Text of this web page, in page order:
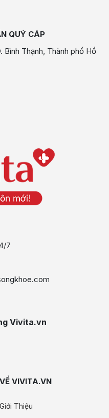
QUÝ CÁP
Bình Thạnh, Thành phố Hồ
7
Vivita.vn
VỀ VIVITA.VN
Giới Thiệu